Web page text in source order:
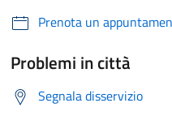
Prenota un
Problemi in città
Segnala disservizio